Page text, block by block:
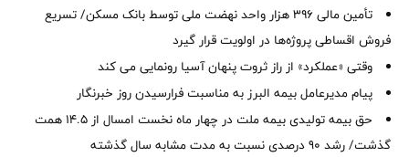
تأمین مالی ۳۹۶ هزار واحد نهضت ملی توسط بانک مسکن/ تسریع
فروش اقساطی پروژه‌ها در اولویت قرار گیرد
وقتی «عملکرد» از راز ثروت پنهان آسیا رونمایی می کند
پیام مدیرعامل بیمه البرز به مناسبت فرارسیدن روز خبرنگار
حق بیمه تولیدی بیمه ملت در چهار ماه نخست امسال از 14.5 همت
گذشت/ رشد 90 درصدی نسبت به مدت مشابه سال گذشته